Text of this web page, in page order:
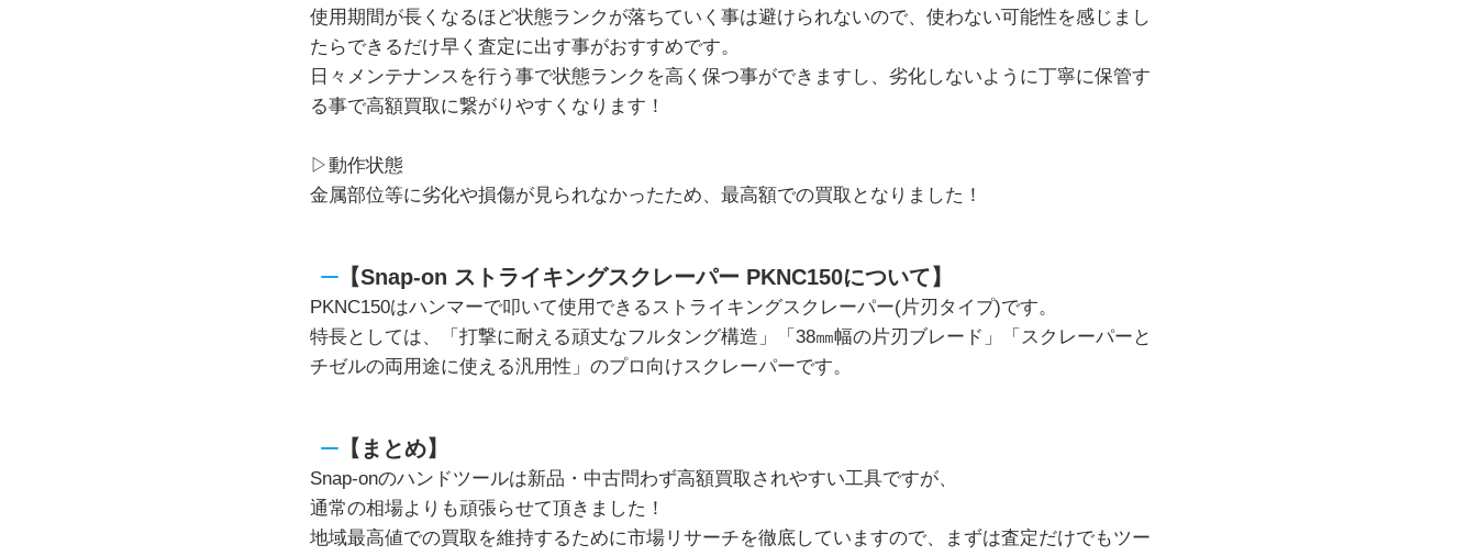
使用期間が長くなるほど状態ランクが落ちていく事は避けられないので、使わない可能性を感じまし
たらできるだけ早く査定に出す事がおすすめです。
日々メンテナンスを行う事で状態ランクを高く保つ事ができますし、劣化しないように丁寧に保管す
る事で高額買取に繋がりやすくなります！
▷動作状態
金属部位等に劣化や損傷が見られなかったため、最高額での買取となりました！
【Snap-on ストライキングスクレーパー PKNC150について】
PKNC150はハンマーで叩いて使用できるストライキングスクレーパー(片刃タイプ)です。
特長としては、「打撃に耐える頑丈なフルタング構造」「38㎜幅の片刃ブレード」「スクレーパーと
チゼルの両用途に使える汎用性」のプロ向けスクレーパーです。
【まとめ】
Snap-onのハンドツールは新品・中古問わず高額買取されやすい工具ですが、
通常の相場よりも頑張らせて頂きました！
地域最高値での買取を維持するために市場リサーチを徹底していますので、まずは査定だけでもツー